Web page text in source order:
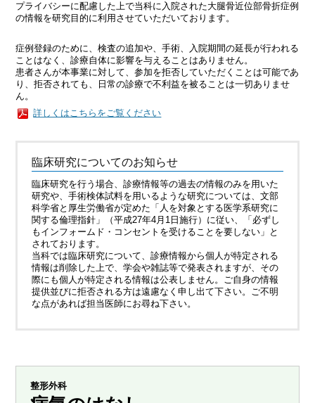
プライバシーに配慮した上で当科に入院された大腿骨近位部骨折症例
の情報を研究目的に利用させていただいております。
症例登録のために、検査の追加や、手術、入院期間の延長が行われる
ことはなく、診療自体に影響を与えることはありません。
患者さんが本事業に対して、参加を拒否していただくことは可能であ
り、拒否されても、日常の診療で不利益を被ることは一切ありませ
ん。
詳しくはこちらをご覧ください
臨床研究についてのお知らせ
臨床研究を行う場合、診療情報等の過去の情報のみを用いた
研究や、手術検体試料を用いるような研究については、文部
科学省と厚生労働省が定めた「人を対象とする医学系研究に
関する倫理指針」（平成27年4月1日施行）に従い、「必ずし
もインフォームド・コンセントを受けることを要しない」と
されております。
当科では臨床研究について、診療情報から個人が特定される
情報は削除した上で、学会や雑誌等で発表されますが、その
際にも個人が特定される情報は公表しません。ご自身の情報
提供並びに拒否される方は遠慮なく申し出て下さい。ご不明
な点があれば担当医師にお尋ね下さい。
整形外科